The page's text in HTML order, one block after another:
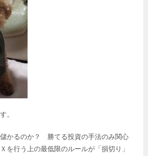
。
かるのか？ 勝てる投資の手法のみ関心
を行う上の最低限のルールが「損切り」